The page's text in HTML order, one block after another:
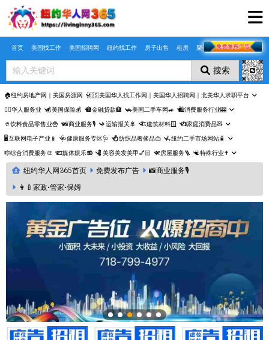
Skip to main content
首页 美国找工作 美国招聘网 纽约找工作 房子出售 租房 聚合页
搜索
🏠纽约房地产网｜美国房源网 🇺🇸美国华人找工作网｜美国华人招聘网｜北美华人求职平台
🤵‍♀️华人服务业 💰美国保险💰 🏦金融贷款🏦 🚗美国二手车网🚙 🛍️消费服务行业🎰
🥤饮料食品零售业🍟 📸商业服务🎙️ ✈️运输报关🚢 🏗️建筑材料🪟 📺家庭消费品🧸
🖥️互联网电子产业📱 🩺健康服务专区🩺 💍纺织品奢侈品👜 🛴纽约二手市场网站🧴
🎼综合消费服务🎨 🎞️媒体娱乐📻 💈美容美发美甲💅🏻 ⚒️房屋服务🪜 ☯️特殊行业✝️
纽约华人网365首页 免费发布广告
📸商业服务🎙️
👩‍🍼家政•管家•保姆